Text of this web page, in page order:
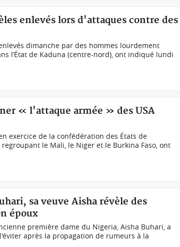
enlevés lors d'attaques contre des
dimanche par des hommes lourdement
l’État de Kaduna (centre-nord), ont indiqué lundi
« l'attaque armée » des USA
exercice de la confédération des États de
regroupant le Mali, le Niger et le Burkina Faso, ont
sa veuve Aisha révèle des
époux
première dame du Nigeria, Aisha Buhari, a
après la propagation de rumeurs à la